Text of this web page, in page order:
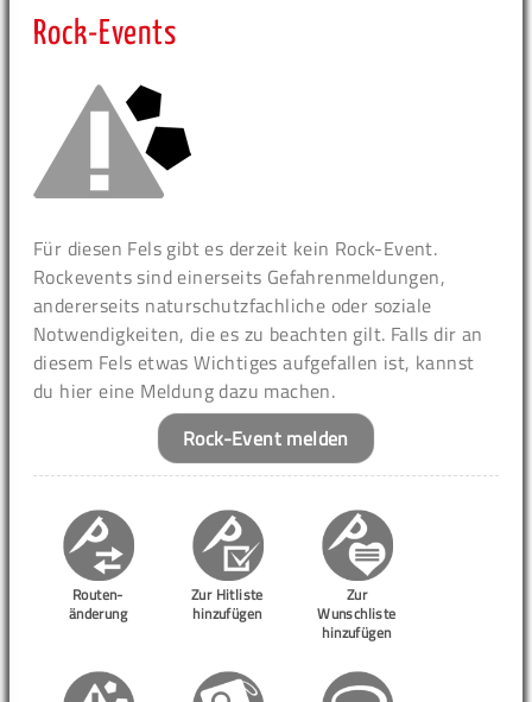
Rock-Events
Für diesen Fels gibt es derzeit kein Rock-Event.
Rockevents sind einerseits Gefahrenmeldungen,
andererseits naturschutzfachliche oder soziale
Notwendigkeiten, die es zu beachten gilt. Falls dir an
diesem Fels etwas Wichtiges aufgefallen ist, kannst
du hier eine Meldung dazu machen.
Rock-Event melden
Routen-
änderung
Zur Hitliste
hinzufügen
Zur
Wunschliste
hinzufügen